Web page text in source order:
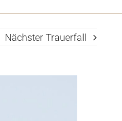
Nächster Trauerfall